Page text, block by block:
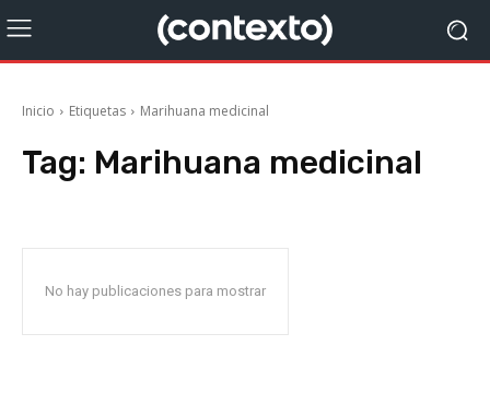
Inicio Etiquetas Marihuana medicinal
Tag: Marihuana medicinal
No hay publicaciones para mostrar